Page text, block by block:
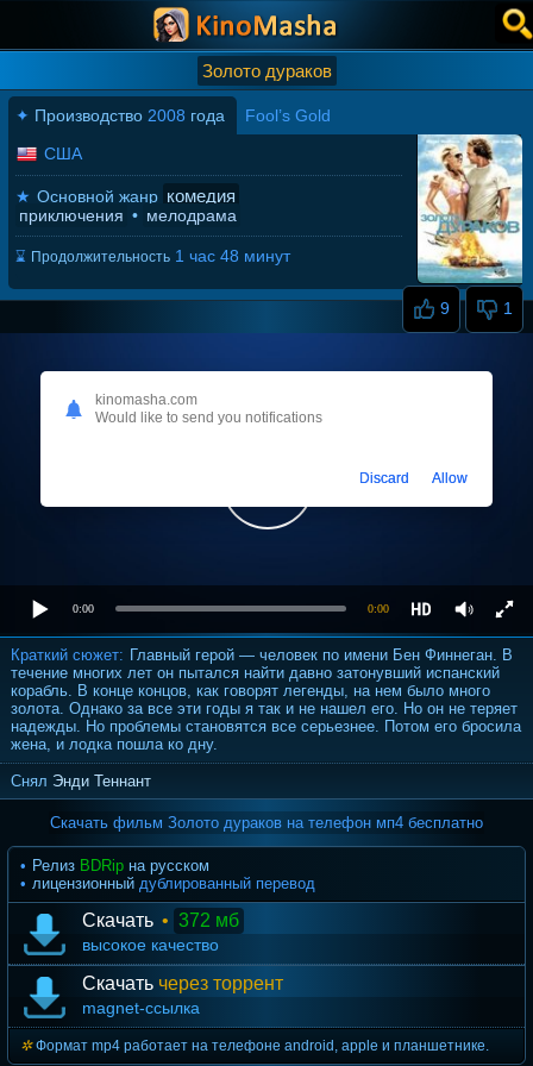
Золото дураков
✦ Производство 2008 года Fool’s Gold
9 1
США
★ Основной жанр комедия
приключения • мелодрама
⌛ Продолжительность 1 час 48 минут
0:00 0:00
Краткий сюжет: Главный герой — человек по имени Бен Финнеган. В
течение многих лет он пытался найти давно затонувший испанский
корабль. В конце концов, как говорят легенды, на нем было много
золота. Однако за все эти годы я так и не нашел его. Но он не теряет
надежды. Но проблемы становятся все серьезнее. Потом его бросила
жена, и лодка пошла ко дну.
Снял Энди Теннант
Скачать фильм Золото дураков на телефон мп4 бесплатно
Релиз BDRip на русском
лицензионный дублированный перевод
Скачать • 372 мб
высокое качество
Скачать через торрент
magnet-ссылка
Формат mp4 работает на телефоне android, apple и планшетнике.
kinomasha.com
Would like to send you notifications
Discard Allow